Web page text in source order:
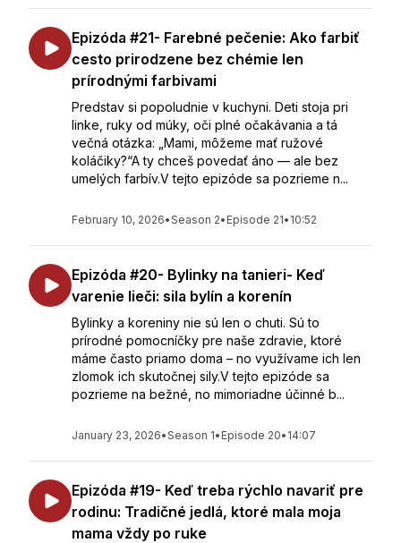
Epizóda #21- Farebné pečenie: Ako farbiť
cesto prirodzene bez chémie len
prírodnými farbivami
Predstav si popoludnie v kuchyni. Deti stoja pri
linke, ruky od múky, oči plné očakávania a tá
večná otázka: „Mami, môžeme mať ružové
koláčiky?“A ty chceš povedať áno — ale bez
umelých farbív.V tejto epizóde sa pozrieme n...
February 10, 2026•Season 2• Episode 21• 10:52
Epizóda #20- Bylinky na tanieri- Keď
varenie lieči: sila bylín a korenín
Bylinky a koreniny nie sú len o chuti. Sú to
prírodné pomocníčky pre naše zdravie, ktoré
máme často priamo doma – no využívame ich len
zlomok ich skutočnej sily.V tejto epizóde sa
pozrieme na bežné, no mimoriadne účinné b...
January 23, 2026•Season 1• Episode 20• 14:07
Epizóda #19- Keď treba rýchlo navariť pre
rodinu: Tradičné jedlá, ktoré mala moja
mama vždy po ruke